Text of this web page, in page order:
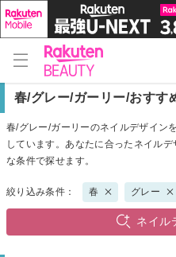
春/グレー/ガーリー/おすす
春/グレー/ガーリーのネイルデザイン
しています。あなたに合ったネイル
な条件で探せます。
絞り込み条件： 春 グレー
ネイル